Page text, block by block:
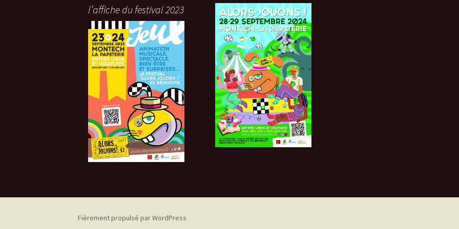
Spécialement pour le festival Mac
FERGUS pose ses arènes où vous
pourrez mesurer votre habileté à
l'épée et croiser des guerriers
légendaires.
Plus
l’affiche du festival 2023
Fièrement propulsé par WordPress